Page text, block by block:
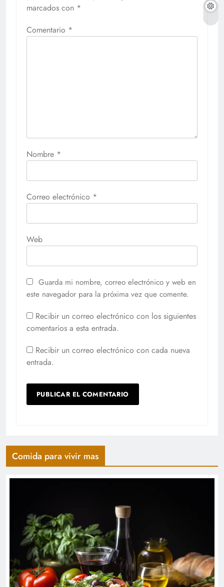
marcados con *
Comentario *
Nombre *
Correo electrónico *
Web
Guarda mi nombre, correo electrónico y web en
este navegador para la próxima vez que comente.
Recibir un correo electrónico con los siguientes
comentarios a esta entrada.
Recibir un correo electrónico con cada nueva
entrada.
Comida para vivir mas